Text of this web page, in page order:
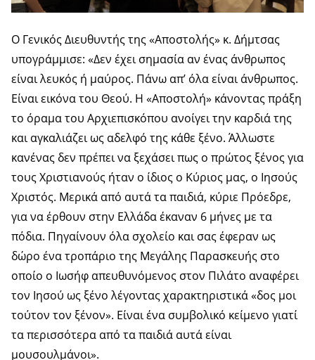
Ο Γενικός Διευθυντής της «Αποστολής» κ. Δήμτσας
υπογράμμισε: «Δεν έχει σημασία αν ένας άνθρωπος
είναι λευκός ή μαύρος. Πάνω απ’ όλα είναι άνθρωπος.
Είναι εικόνα του Θεού. Η «Αποστολή» κάνοντας πράξη
το όραμα του Αρχιεπισκόπου ανοίγει την καρδιά της
και αγκαλιάζει ως αδελφό της κάθε ξένο. Άλλωστε
κανένας δεν πρέπει να ξεχάσει πως ο πρώτος ξένος για
τους Χριστιανούς ήταν ο ίδιος ο Κύριος μας, ο Ιησούς
Χριστός. Μερικά από αυτά τα παιδιά, κύριε Πρόεδρε,
για να έρθουν στην Ελλάδα έκαναν 6 μήνες με τα
πόδια. Πηγαίνουν όλα σχολείο και σας έφεραν ως
δώρο ένα τροπάριο της Μεγάλης Παρασκευής στο
οποίο ο Ιωσήφ απευθυνόμενος στον Πιλάτο αναφέρει
τον Ιησού ως ξένο λέγοντας χαρακτηριστικά «δος μοι
τούτον τον ξένον». Είναι ένα συμβολικό κείμενο γιατί
τα περισσότερα από τα παιδιά αυτά είναι
μουσουλμάνοι».